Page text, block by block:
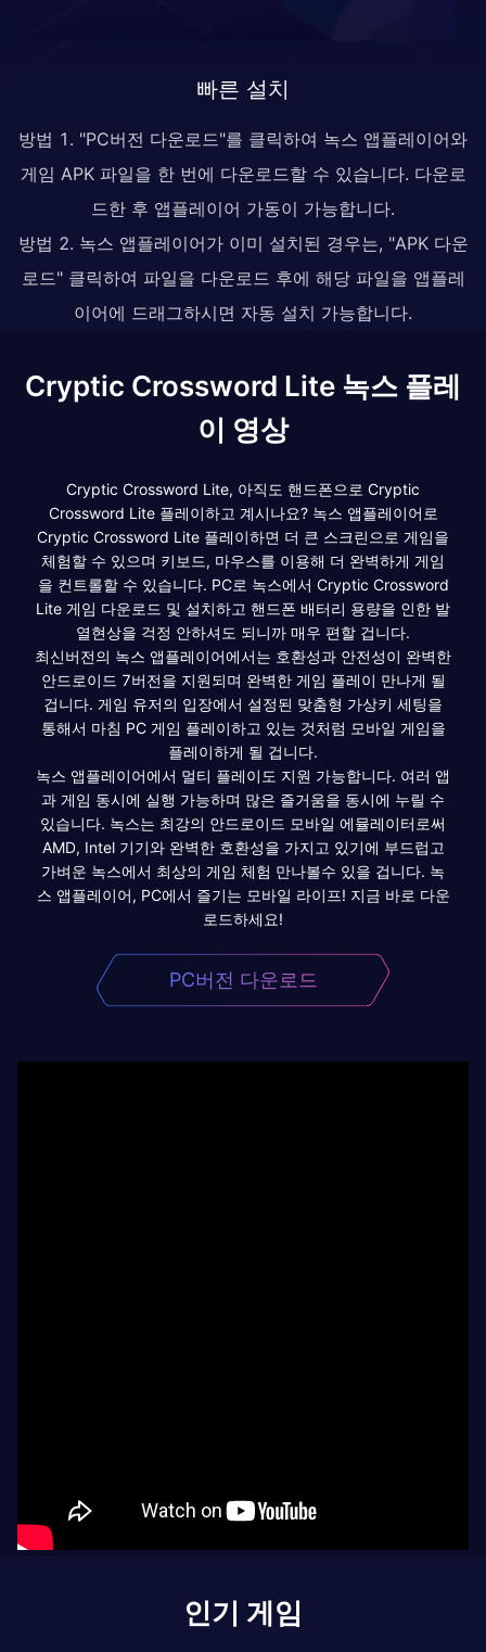
빠른 설치
방법 1. "PC버전 다운로드"를 클릭하여 녹스 앱플레이어와
게임 APK 파일을 한 번에 다운로드할 수 있습니다. 다운로
드한 후 앱플레이어 가동이 가능합니다.
방법 2. 녹스 앱플레이어가 이미 설치된 경우는, "APK 다운
로드" 클릭하여 파일을 다운로드 후에 해당 파일을 앱플레
이어에 드래그하시면 자동 설치 가능합니다.
Cryptic Crossword Lite 녹스 플레
이 영상
Cryptic Crossword Lite, 아직도 핸드폰으로 Cryptic
Crossword Lite 플레이하고 계시나요? 녹스 앱플레이어로
Cryptic Crossword Lite 플레이하면 더 큰 스크린으로 게임을
체험할 수 있으며 키보드, 마우스를 이용해 더 완벽하게 게임
을 컨트롤할 수 있습니다. PC로 녹스에서 Cryptic Crossword
Lite 게임 다운로드 및 설치하고 핸드폰 배터리 용량을 인한 발
열현상을 걱정 안하셔도 되니까 매우 편할 겁니다.
최신버전의 녹스 앱플레이어에서는 호환성과 안전성이 완벽한
안드로이드 7버전을 지원되며 완벽한 게임 플레이 만나게 될
겁니다. 게임 유저의 입장에서 설정된 맞춤형 가상키 세팅을
통해서 마침 PC 게임 플레이하고 있는 것처럼 모바일 게임을
플레이하게 될 겁니다.
녹스 앱플레이어에서 멀티 플레이도 지원 가능합니다. 여러 앱
과 게임 동시에 실행 가능하며 많은 즐거움을 동시에 누릴 수
있습니다. 녹스는 최강의 안드로이드 모바일 에뮬레이터로써
AMD, Intel 기기와 완벽한 호환성을 가지고 있기에 부드럽고
가벼운 녹스에서 최상의 게임 체험 만나볼수 있을 겁니다. 녹
스 앱플레이어, PC에서 즐기는 모바일 라이프! 지금 바로 다운
로드하세요!
PC버전 다운로드
인기 게임